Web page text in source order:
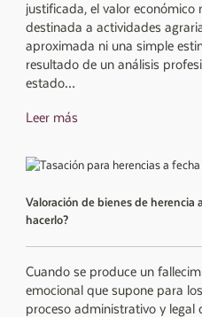
justificada, el valor económico
destinada a actividades
aproximada ni una simple
resultado de un análisis
estado…
Leer más
Valoración de bienes de herencia
hacerlo?
Cuando se produce un
emocional que supone para
proceso administrativo y legal